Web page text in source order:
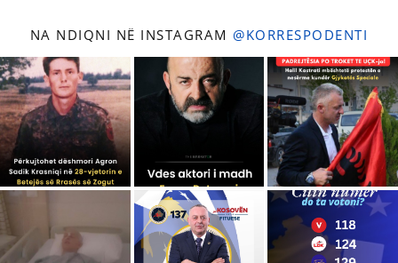
NA NDIQNI NË INSTAGRAM @KORRESPODENTI